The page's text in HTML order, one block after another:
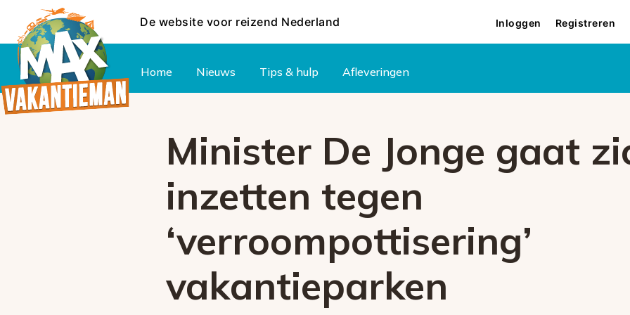
De website voor reizend Nederland Inloggen Registreren
Home Nieuws Tips & hulp Afleveringen
Minister De Jonge gaat
inzetten tegen
‘verroompottisering’
vakantieparken